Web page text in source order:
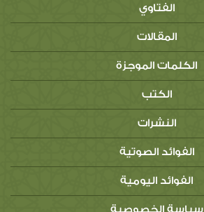
الفتاوي
المقالات
الكلمات الموجزة
الكتب
النشرات
الفوائد الصوتية
الفوائد اليومية
سياسة الخصوصية